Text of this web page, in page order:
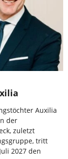
Auxilia
der
zuletzt
tritt
2027 den